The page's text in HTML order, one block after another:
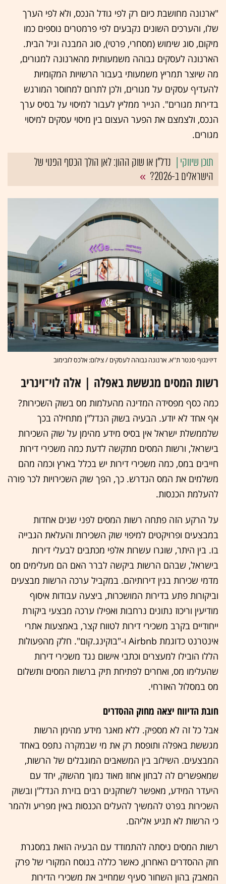
"ארנונה מחושבת כיום רק לפי גודל הנכס, ולא לפי הערך
שלו, והערכים השונים נקבעים לפי פרמטרים נוספים כמו
מיקום, סוג שימוש (מסחרי, פרטי), סוג המבנה וגיל הבית.
הארנונה לעסקים גבוהה משמעותית מהארנונה למגורים,
מה שיוצר תמריץ משמעותי בעבור הרשויות המקומיות
להעדיף עסקים על מגורים, ולכן לתרום למחוסר המורגש
בדירות מגורים". הנייר ממליץ לעבור למיסוי על בסיס ערך
הנכס, ולצמצם את הפער העצום בין מיסוי עסקים למיסוי
מגורים.
נדל"ן או שוק ההון: לאן הולך הכסף הפנוי של
הישראלים ב-2026?
דיזינגוף סנטר ת''א. ארנונה גבוהה לעסקים / צילום: אלכס לובימוב
רשות המסים מגששת באפלה | אלה לוי־וינריב
כמה כסף מפסידה המדינה מהעלמות מס בשוק השכירות?
אף אחד לא יודע. הבעיה בשוק הנדל"ן מתחילה בכך
שלממשלת ישראל אין בסיס מידע מהימן על שוק השכירות
בישראל, ורשות המסים מתקשה לדעת כמה משכירי דירות
חייבים במס, כמה משכירי דירות יש בכלל בארץ וכמה מהם
משלמים את המס הנדרש. כך, הפך שוק השכירויות לכר פורה
להעלמת הכנסות.
על הרקע הזה פתחה רשות המסים לפני שנים אחדות
במבצעים ופרויקטים למיפוי שוק השכירות והעלאת הגבייה
בו. בין היתר, שוגרו עשרות אלפי מכתבים לבעלי דירות
בישראל, שבהם הרשות ביקשה לברר האם הם מעלימים מס
מדמי שכירות בגין דירותיהם. במקביל ערכה הרשות מבצעים
וביקורות פתע בדירות המושכרות, ביצעה עבודות איסוף
מודיעין וריכוז נתונים נרחבות ואפילו ערכה מבצעי ביקורת
ייחודיים בקרב משכירי דירות לטווח קצר, באמצעות אתרי
אינטרנט כדוגמת Airbnb ו-"בוקינג.קום". חלק מהפעולות
הללו הובילו למעצרים וכתבי אישום נגד משכירי דירות
שהעלימו מס, ואחרים לפתיחת תיק ברשות המסים ותשלום
מס במסלול האזרחי.
חובת הדיווח יצאה מחוק ההסדרים
אבל כל זה לא מספיק. ללא מאגר מידע מהימן הרשות
מגששת באפלה ותופסת רק את מי שבמקרה נתפס באחד
המבצעים. השילוב בין המשאבים המוגבלים של הרשות,
שמאפשרים לה לבחון אחוז מאוד נמוך מהשוק, יחד עם
היעדר המידע, מאפשר לשחקנים רבים בזירת הנדל"ן ובשוק
השכירות בפרט להמשיך להעלים הכנסות באין מפריע ולהמר
כי הרשות לא תגיע אליהם.
רשות המסים ניסתה להתמודד עם הבעיה הזאת במסגרת
חוק ההסדרים האחרון, כאשר כללה בנוסח המקורי של פרק
המאבק בהון השחור סעיף שמחייב את משכירי הדירות